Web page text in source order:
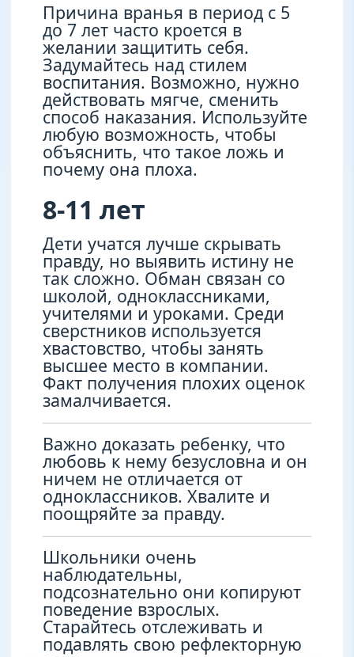
Причина вранья в период с 5
до 7 лет часто кроется в
желании защитить себя.
Задумайтесь над стилем
воспитания. Возможно, нужно
действовать мягче, сменить
способ наказания. Используйте
любую возможность, чтобы
объяснить, что такое ложь и
почему она плоха.
8-11 лет
Дети учатся лучше скрывать
правду, но выявить истину не
так сложно. Обман связан со
школой, одноклассниками,
учителями и уроками. Среди
сверстников используется
хвастовство, чтобы занять
высшее место в компании.
Факт получения плохих оценок
замалчивается.
Важно доказать ребенку, что
любовь к нему безусловна и он
ничем не отличается от
одноклассников. Хвалите и
поощряйте за правду.
Школьники очень
наблюдательны,
подсознательно они копируют
поведение взрослых.
Старайтесь отслеживать и
подавлять свою рефлекторную